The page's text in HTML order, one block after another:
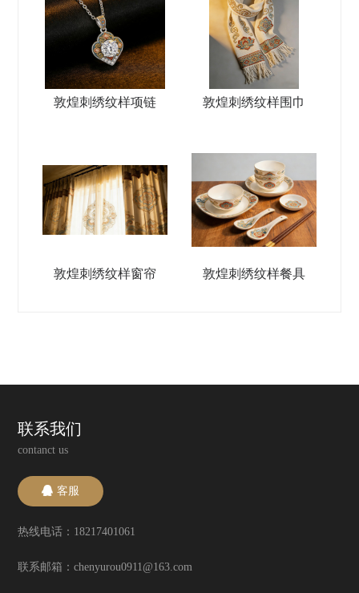
敦煌刺绣纹样项链 敦煌刺绣纹样围巾
敦煌刺绣纹样窗帘 敦煌刺绣纹样餐具
联系我们
contanct us
客服
热线电话：18217401061
联系邮箱：chenyurou0911@163.com